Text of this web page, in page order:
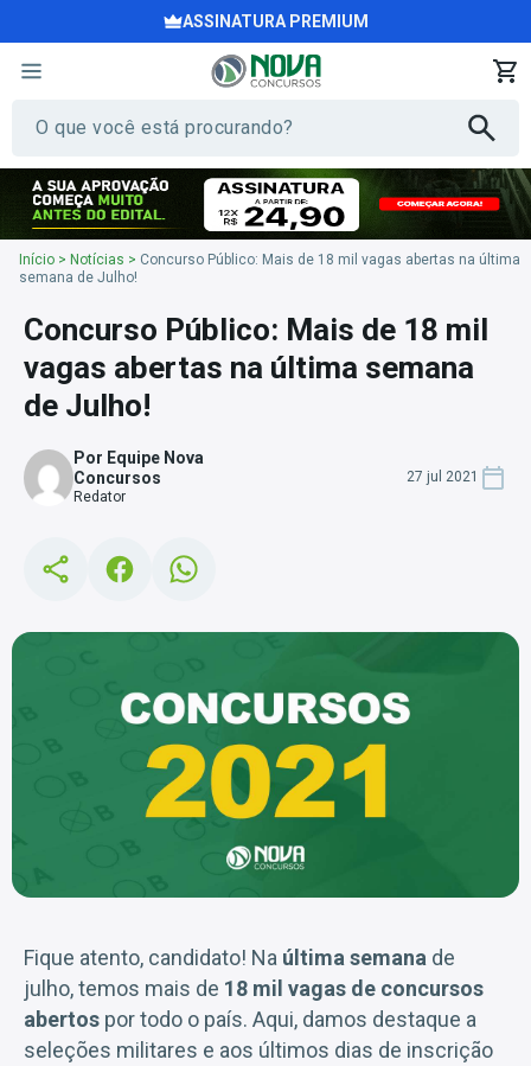
ASSINATURA PREMIUM
Início > Notícias > Concurso Público: Mais de 18 mil vagas abertas na última
semana de Julho!
Concurso Público: Mais de 18 mil
vagas abertas na última semana
de Julho!
Por Equipe Nova
Concursos
Redator
27 jul 2021
Fique atento, candidato! Na última semana de
julho, temos mais de 18 mil vagas de concursos
abertos por todo o país. Aqui, damos destaque a
seleções militares e aos últimos dias de inscrição